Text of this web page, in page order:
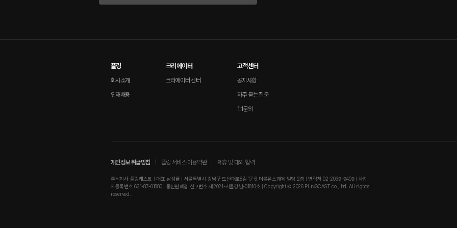
플링
회사소개
인재채용
크리에이터
크리에이터 센터
고객센터
공지사항
자주 묻는 질문
1:1문의
개인정보 취급방침 플링 서비스 이용약관 제휴 및 대외 협력
주식회사 플링캐스트 | 대표 남성률 | 서울특별시 강남구 도산대로8길 17-6 더블유스퀘어 빌딩 2층 | 연락처 02-2039-9409 | 사업
자등록번호 631-87-01880 | 통신판매업 신고번호 제2021-서울강남-01810호 | Copyright © 2026 PLINGCAST co., ltd. All rights
reserved.